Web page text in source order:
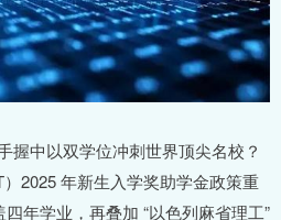
握中以双学位冲刺世界顶尖名校？
2025 年新生入学奖助学金政策重
年学业，再叠加 “以色列麻省理工”